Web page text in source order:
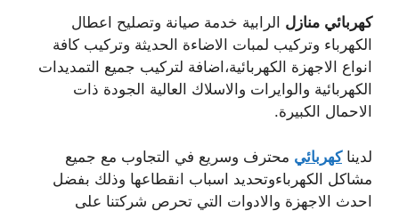
كهربائي منازل الرابية خدمة صيانة وتصليح اعطال
الكهرباء وتركيب لمبات الاضاءة الحديثة وتركيب كافة
انواع الاجهزة الكهربائية،اضافة لتركيب جميع التمديدات
الكهربائية والوايرات والاسلاك العالية الجودة ذات
الاحمال الكبيرة.
لديناكهربائي محترف وسريع في التجاوب مع جميع
مشاكل الكهرباءوتحديد اسباب انقطاعها وذلك بفضل
احدث الاجهزة والادوات التي تحرص شركتنا على